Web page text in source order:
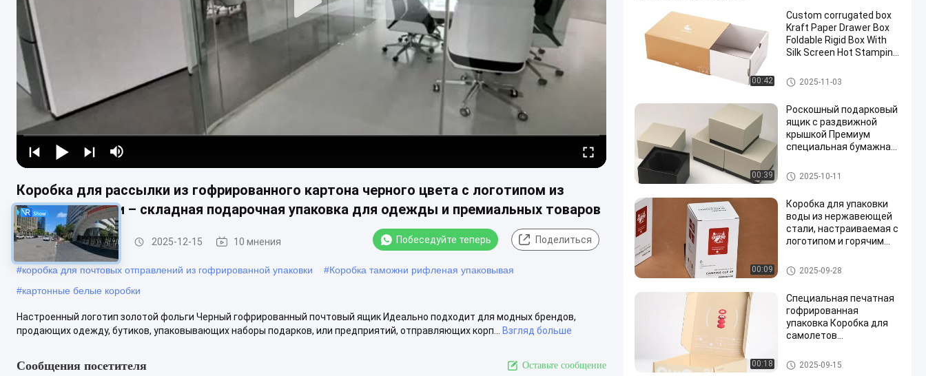
Коробка для рассылки из гофрированного картона черного цвета с логотипом из
золотой фольги – складная подарочная упаковка для одежды и премиальных товаров
рифленая упаковка 2025-12-15 10 мнения Побеседуйте теперь Поделиться
#коробка для почтовых отправлений из гофрированной упаковки #Коробка таможни рифленая упаковывая
#картонные белые коробки
Настроенный логотип золотой фольги Черный гофрированный почтовый ящик Идеально подходит для модных брендов,
продающих одежду, бутиков, упаковывающих наборы подарков, или предприятий, отправляющих корп...
Взгляд больше
Сообщения посетителя Оставьте сообщение
00:42
Custom corrugated box
Kraft Paper Drawer Box
Foldable Rigid Box With
Silk Screen Hot Stamping,
Packaging
рифленая упаковка
2025-11-03
00:39
Роскошный подарковый
ящик с раздвижной
крышкой Премиум
специальная бумажная
Обложка Дизайн
настраиваемый
изделия Часы
Презентационный ящик
Твердая подарочная коробк
а
2025-10-11
00:09
Коробка для упаковки
воды из нержавеющей
стали, настраиваемая с
логотипом и горячим
на открытом воздухе
рифленая упаковка
2025-09-28
00:18
Специальная печатная
гофрированная
упаковка Коробка для
самолетов
упаковка для одежды
игрушки и подарки
рифленая упаковка
2025-09-15